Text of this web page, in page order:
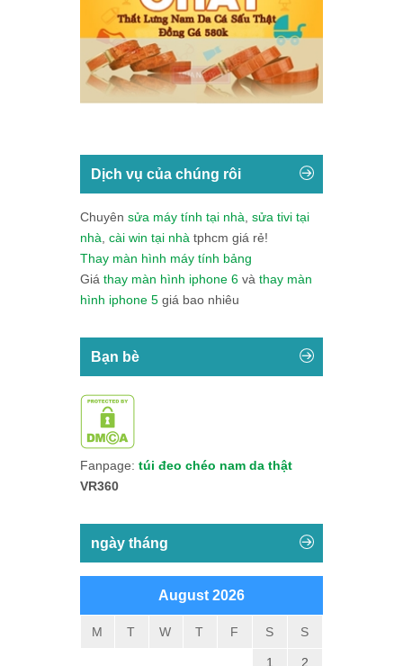
Dịch vụ của chúng rôi
Chuyên sửa máy tính tại nhà sửa tivi tại
nhà cài win tại nhà tphcm giá rẻ!
Thay màn hình máy tính bảng
Giá thay màn hình iphone 6 và thay màn
hình iphone 5 giá bao nhiêu
Bạn bè
Fanpage: túi đeo chéo nam da thật
VR360
ngày tháng
August 2026
M T W T F S S
1
2